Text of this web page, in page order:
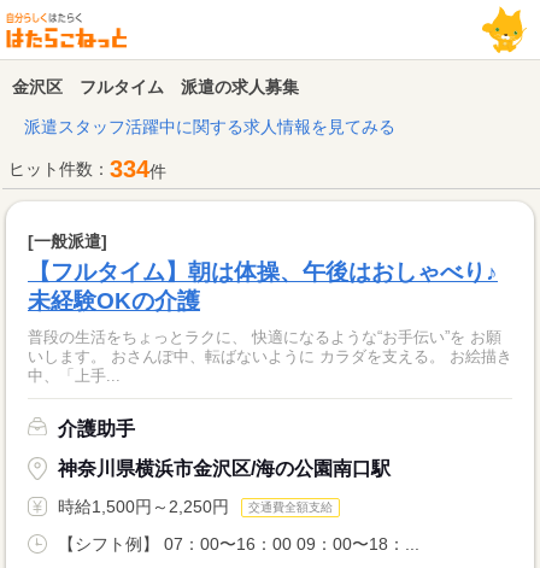
金沢区 フルタイム 派遣の求人募集
派遣スタッフ活躍中に関する求人情報を見てみる
ヒット件数： 334件
[一般派遣]
【フルタイム】朝は体操、午後はおしゃべり♪
未経験OKの介護
普段の生活をちょっとラクに、 快適になるような“お手伝い”を お願
いします。 おさんぽ中、転ばないように カラダを支える。 お絵描き
中、「上手...
介護助手
神奈川県横浜市金沢区/海の公園南口駅
時給1,500円～2,250円 交通費全額支給
【シフト例】 07：00〜16：00 09：00〜18：...